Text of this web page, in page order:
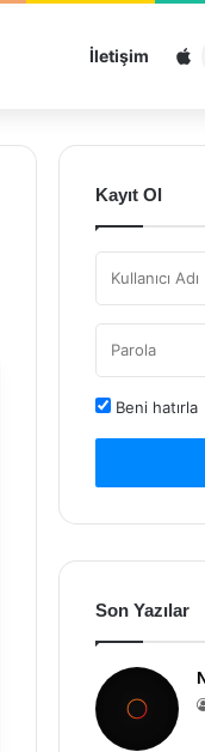
İletişim
Kayıt Ol
Beni hatırla
Son Yazılar